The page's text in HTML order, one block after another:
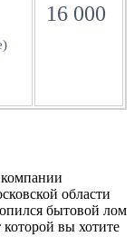
16 000
области
бытовой лом
вы хотите